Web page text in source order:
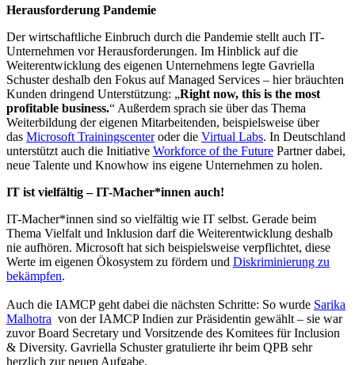
Herausforderung Pandemie
Der wirtschaftliche Einbruch durch die Pandemie stellt auch IT-
Unternehmen vor Herausforderungen. Im Hinblick auf die
Weiterentwicklung des eigenen Unternehmens legte Gavriella
Schuster deshalb den Fokus auf Managed Services – hier bräuchten
Kunden dringend Unterstützung: „Right now, this is the most
profitable business.“ Außerdem sprach sie über das Thema
Weiterbildung der eigenen Mitarbeitenden, beispielsweise über
das Microsoft Trainingscenteroder die Virtual Labs. In Deutschland
unterstützt auch die Initiative Workforce of the Future Partner dabei,
neue Talente und Knowhow ins eigene Unternehmen zu holen.
IT ist vielfältig – IT-Macher*innen auch!
IT-Macher*innen sind so vielfältig wie IT selbst. Gerade beim
Thema Vielfalt und Inklusion darf die Weiterentwicklung deshalb
nie aufhören. Microsoft hat sich beispielsweise verpflichtet, diese
Werte im eigenen Ökosystem zu fördern und Diskriminierung zu
bekämpfen.
Auch die IAMCP geht dabei die nächsten Schritte: So wurde Sarika
Malhotra von der IAMCP Indien zur Präsidentin gewählt – sie war
zuvor Board Secretary und Vorsitzende des Komitees für Inclusion
& Diversity. Gavriella Schuster gratulierte ihr beim QPB sehr
herzlich zur neuen Aufgabe.